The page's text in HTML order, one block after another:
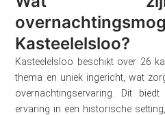
Kasteelelsloo?
Kasteelelsloo beschikt over 26
thema en uniek ingericht, wat
overnachtingservaring. Dit
ervaring in een historische